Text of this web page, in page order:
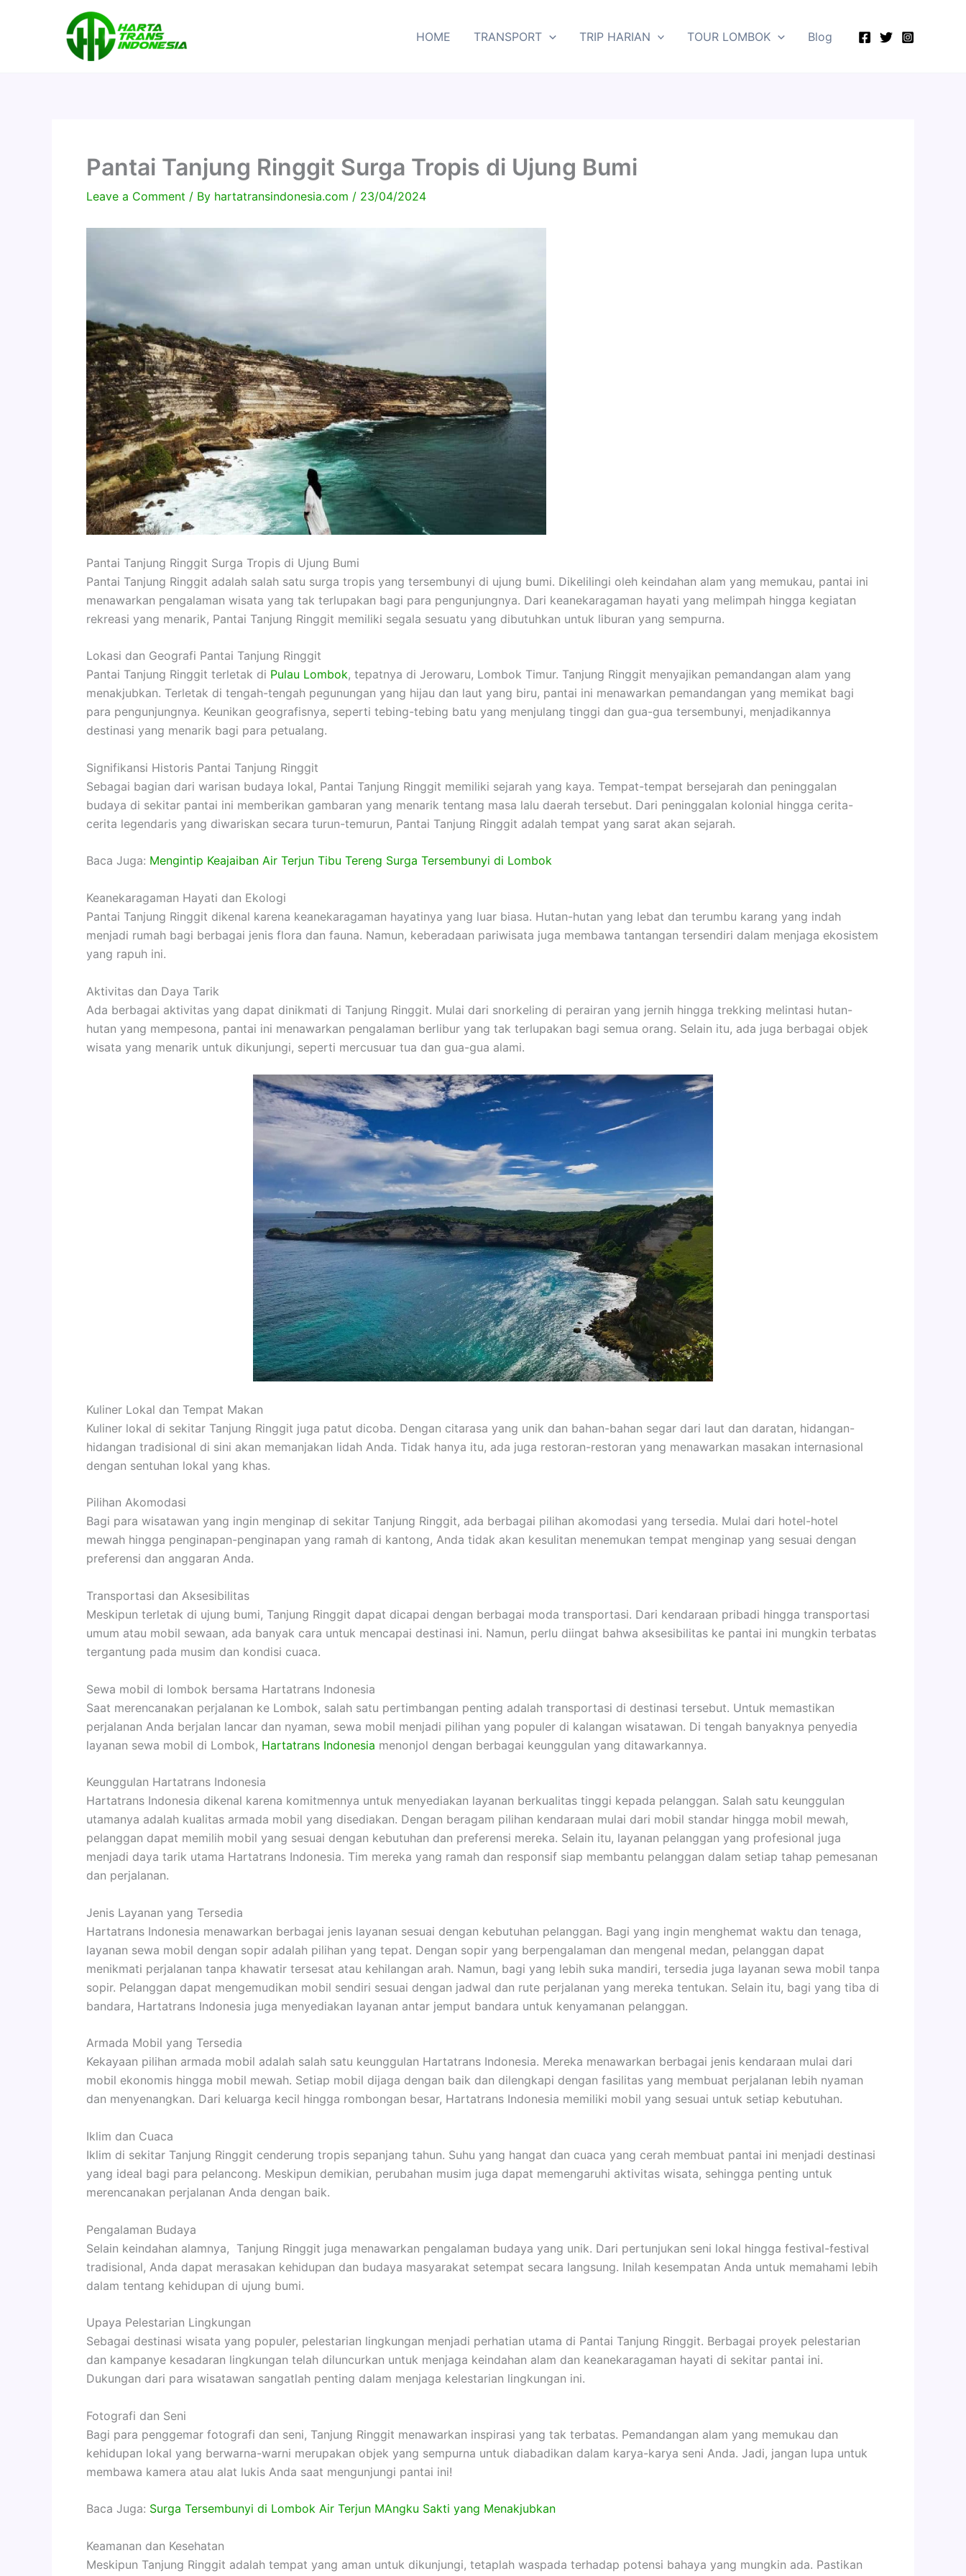
HOME TRANSPORT TRIP HARIAN TOUR LOMBOK Blog
Pantai Tanjung Ringgit Surga Tropis di Ujung Bumi
Leave a Comment / By hartatransindonesia.com / 23/04/2024
Pantai Tanjung Ringgit Surga Tropis di Ujung Bumi
Pantai Tanjung Ringgit adalah salah satu surga tropis yang tersembunyi di ujung bumi. Dikelilingi oleh keindahan alam yang memukau, pantai ini
menawarkan pengalaman wisata yang tak terlupakan bagi para pengunjungnya. Dari keanekaragaman hayati yang melimpah hingga kegiatan
rekreasi yang menarik, Pantai Tanjung Ringgit memiliki segala sesuatu yang dibutuhkan untuk liburan yang sempurna.
Lokasi dan Geografi Pantai Tanjung Ringgit
Pantai Tanjung Ringgit terletak di Pulau Lombok, tepatnya di Jerowaru, Lombok Timur. Tanjung Ringgit menyajikan pemandangan alam yang
menakjubkan. Terletak di tengah-tengah pegunungan yang hijau dan laut yang biru, pantai ini menawarkan pemandangan yang memikat bagi
para pengunjungnya. Keunikan geografisnya, seperti tebing-tebing batu yang menjulang tinggi dan gua-gua tersembunyi, menjadikannya
destinasi yang menarik bagi para petualang.
Signifikansi Historis Pantai Tanjung Ringgit
Sebagai bagian dari warisan budaya lokal, Pantai Tanjung Ringgit memiliki sejarah yang kaya. Tempat-tempat bersejarah dan peninggalan
budaya di sekitar pantai ini memberikan gambaran yang menarik tentang masa lalu daerah tersebut. Dari peninggalan kolonial hingga cerita-
cerita legendaris yang diwariskan secara turun-temurun, Pantai Tanjung Ringgit adalah tempat yang sarat akan sejarah.
Baca Juga: Mengintip Keajaiban Air Terjun Tibu Tereng Surga Tersembunyi di Lombok
Keanekaragaman Hayati dan Ekologi
Pantai Tanjung Ringgit dikenal karena keanekaragaman hayatinya yang luar biasa. Hutan-hutan yang lebat dan terumbu karang yang indah
menjadi rumah bagi berbagai jenis flora dan fauna. Namun, keberadaan pariwisata juga membawa tantangan tersendiri dalam menjaga ekosistem
yang rapuh ini.
Aktivitas dan Daya Tarik
Ada berbagai aktivitas yang dapat dinikmati di Tanjung Ringgit. Mulai dari snorkeling di perairan yang jernih hingga trekking melintasi hutan-
hutan yang mempesona, pantai ini menawarkan pengalaman berlibur yang tak terlupakan bagi semua orang. Selain itu, ada juga berbagai objek
wisata yang menarik untuk dikunjungi, seperti mercusuar tua dan gua-gua alami.
Kuliner Lokal dan Tempat Makan
Kuliner lokal di sekitar Tanjung Ringgit juga patut dicoba. Dengan citarasa yang unik dan bahan-bahan segar dari laut dan daratan, hidangan-
hidangan tradisional di sini akan memanjakan lidah Anda. Tidak hanya itu, ada juga restoran-restoran yang menawarkan masakan internasional
dengan sentuhan lokal yang khas.
Pilihan Akomodasi
Bagi para wisatawan yang ingin menginap di sekitar Tanjung Ringgit, ada berbagai pilihan akomodasi yang tersedia. Mulai dari hotel-hotel
mewah hingga penginapan-penginapan yang ramah di kantong, Anda tidak akan kesulitan menemukan tempat menginap yang sesuai dengan
preferensi dan anggaran Anda.
Transportasi dan Aksesibilitas
Meskipun terletak di ujung bumi, Tanjung Ringgit dapat dicapai dengan berbagai moda transportasi. Dari kendaraan pribadi hingga transportasi
umum atau mobil sewaan, ada banyak cara untuk mencapai destinasi ini. Namun, perlu diingat bahwa aksesibilitas ke pantai ini mungkin terbatas
tergantung pada musim dan kondisi cuaca.
Sewa mobil di lombok bersama Hartatrans Indonesia
Saat merencanakan perjalanan ke Lombok, salah satu pertimbangan penting adalah transportasi di destinasi tersebut. Untuk memastikan
perjalanan Anda berjalan lancar dan nyaman, sewa mobil menjadi pilihan yang populer di kalangan wisatawan. Di tengah banyaknya penyedia
layanan sewa mobil di Lombok, Hartatrans Indonesia menonjol dengan berbagai keunggulan yang ditawarkannya.
Keunggulan Hartatrans Indonesia
Hartatrans Indonesia dikenal karena komitmennya untuk menyediakan layanan berkualitas tinggi kepada pelanggan. Salah satu keunggulan
utamanya adalah kualitas armada mobil yang disediakan. Dengan beragam pilihan kendaraan mulai dari mobil standar hingga mobil mewah,
pelanggan dapat memilih mobil yang sesuai dengan kebutuhan dan preferensi mereka. Selain itu, layanan pelanggan yang profesional juga
menjadi daya tarik utama Hartatrans Indonesia. Tim mereka yang ramah dan responsif siap membantu pelanggan dalam setiap tahap pemesanan
dan perjalanan.
Jenis Layanan yang Tersedia
Hartatrans Indonesia menawarkan berbagai jenis layanan sesuai dengan kebutuhan pelanggan. Bagi yang ingin menghemat waktu dan tenaga,
layanan sewa mobil dengan sopir adalah pilihan yang tepat. Dengan sopir yang berpengalaman dan mengenal medan, pelanggan dapat
menikmati perjalanan tanpa khawatir tersesat atau kehilangan arah. Namun, bagi yang lebih suka mandiri, tersedia juga layanan sewa mobil tanpa
sopir. Pelanggan dapat mengemudikan mobil sendiri sesuai dengan jadwal dan rute perjalanan yang mereka tentukan. Selain itu, bagi yang tiba di
bandara, Hartatrans Indonesia juga menyediakan layanan antar jemput bandara untuk kenyamanan pelanggan.
Armada Mobil yang Tersedia
Kekayaan pilihan armada mobil adalah salah satu keunggulan Hartatrans Indonesia. Mereka menawarkan berbagai jenis kendaraan mulai dari
mobil ekonomis hingga mobil mewah. Setiap mobil dijaga dengan baik dan dilengkapi dengan fasilitas yang membuat perjalanan lebih nyaman
dan menyenangkan. Dari keluarga kecil hingga rombongan besar, Hartatrans Indonesia memiliki mobil yang sesuai untuk setiap kebutuhan.
Iklim dan Cuaca
Iklim di sekitar Tanjung Ringgit cenderung tropis sepanjang tahun. Suhu yang hangat dan cuaca yang cerah membuat pantai ini menjadi destinasi
yang ideal bagi para pelancong. Meskipun demikian, perubahan musim juga dapat memengaruhi aktivitas wisata, sehingga penting untuk
merencanakan perjalanan Anda dengan baik.
Pengalaman Budaya
Selain keindahan alamnya, Tanjung Ringgit juga menawarkan pengalaman budaya yang unik. Dari pertunjukan seni lokal hingga festival-festival
tradisional, Anda dapat merasakan kehidupan dan budaya masyarakat setempat secara langsung. Inilah kesempatan Anda untuk memahami lebih
dalam tentang kehidupan di ujung bumi.
Upaya Pelestarian Lingkungan
Sebagai destinasi wisata yang populer, pelestarian lingkungan menjadi perhatian utama di Pantai Tanjung Ringgit. Berbagai proyek pelestarian
dan kampanye kesadaran lingkungan telah diluncurkan untuk menjaga keindahan alam dan keanekaragaman hayati di sekitar pantai ini.
Dukungan dari para wisatawan sangatlah penting dalam menjaga kelestarian lingkungan ini.
Fotografi dan Seni
Bagi para penggemar fotografi dan seni, Tanjung Ringgit menawarkan inspirasi yang tak terbatas. Pemandangan alam yang memukau dan
kehidupan lokal yang berwarna-warni merupakan objek yang sempurna untuk diabadikan dalam karya-karya seni Anda. Jadi, jangan lupa untuk
membawa kamera atau alat lukis Anda saat mengunjungi pantai ini!
Baca Juga: Surga Tersembunyi di Lombok Air Terjun MAngku Sakti yang Menakjubkan
Keamanan dan Kesehatan
Meskipun Tanjung Ringgit adalah tempat yang aman untuk dikunjungi, tetaplah waspada terhadap potensi bahaya yang mungkin ada. Pastikan